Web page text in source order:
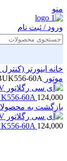
منو
ورود / ثبت نام
خانه اینورتر
موتور AC
60A
60A 124,000
بازگشت به
60A 124,000